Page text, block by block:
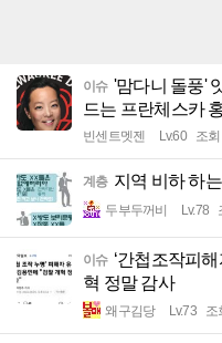
이슈 '맘다니 돌풍'
드는 프란체스카
빈센트멧젠 Lv.60 조
계층 지역 비하 하
두부두꺼비 Lv.78
이슈 ‘간첩조작피
혁 정말 감사
왜구김당 Lv.73 조